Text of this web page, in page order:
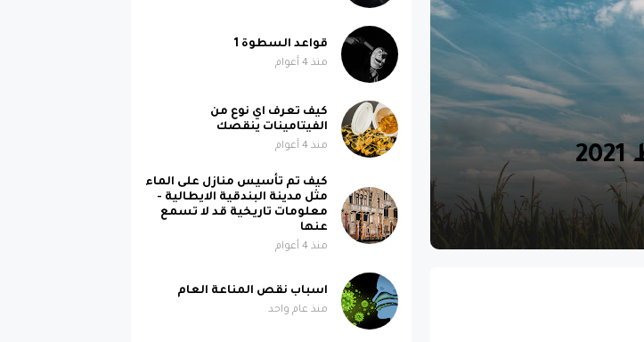
قواعد السطوة 1
منذ 4 أعوام
كيف تعرف اي نوع من
الفيتامينات ينقصك
منذ 4 أعوام
كيف تم تأسيس منازل على الماء
مثل مدينة البندقية الايطالية -
معلومات تاريخية قد لا تسمع
عنها
منذ 4 أعوام
اسباب نقص المناعة العام
منذ عام واحد